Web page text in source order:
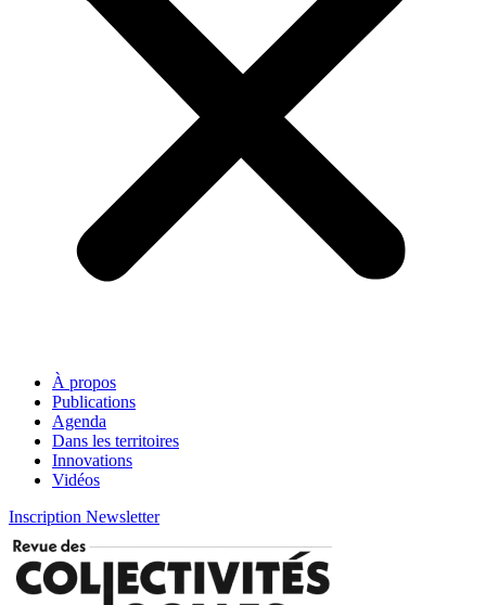
À propos
Publications
Agenda
Dans les territoires
Innovations
Vidéos
Inscription Newsletter